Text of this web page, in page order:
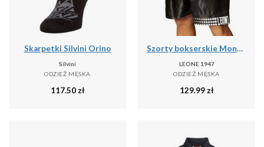
Skarpetki Silvini Orino
Silvini
ODZIEŻ MĘSKA
117.50zł
Szorty bokserskie Montana Pantaloncino
LEONE 1947
ODZIEŻ MĘSKA
129.99zł